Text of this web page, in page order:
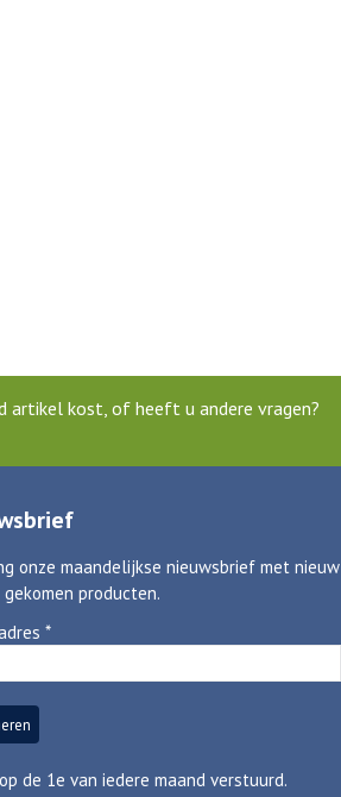
artikel kost, of heeft u andere vragen?
onze maandelijkse nieuwsbrief met nieuw
producten.
*
de 1e van iedere maand verstuurd.